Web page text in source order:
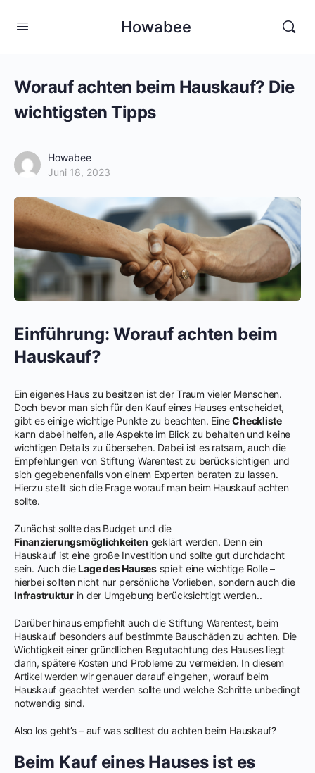
Howabee
Worauf achten beim Hauskauf? Die
wichtigsten Tipps
Howabee
Juni 18, 2023
Einführung: Worauf achten beim
Hauskauf?
Ein eigenes Haus zu besitzen ist der Traum vieler Menschen.
Doch bevor man sich für den Kauf eines Hauses entscheidet,
gibt es einige wichtige Punkte zu beachten. EineCheckliste
kann dabei helfen, alle Aspekte im Blick zu behalten und keine
wichtigen Details zu übersehen. Dabei ist es ratsam, auch die
Empfehlungen von Stiftung Warentest zu berücksichtigen und
sich gegebenenfalls von einem Experten beraten zu lassen.
Hierzu stellt sich die Frage worauf man beim Hauskauf achten
sollte.
Zunächst sollte das Budget und die
Finanzierungsmöglichkeiten geklärt werden. Denn ein
Hauskauf ist eine große Investition und sollte gut durchdacht
sein. Auch dieLage des Hausesspielt eine wichtige Rolle –
hierbei sollten nicht nur persönliche Vorlieben, sondern auch die
Infrastrukturin der Umgebung berücksichtigt werden..
Darüber hinaus empfiehlt auch die Stiftung Warentest, beim
Hauskauf besonders auf bestimmte Bauschäden zu achten. Die
Wichtigkeit einer gründlichen Begutachtung des Hauses liegt
darin, spätere Kosten und Probleme zu vermeiden. In diesem
Artikel werden wir genauer darauf eingehen, worauf beim
Hauskauf geachtet werden sollte und welche Schritte unbedingt
notwendig sind.
Also los geht’s – auf was solltest du achten beim Hauskauf?
Beim Kauf eines Hauses ist es